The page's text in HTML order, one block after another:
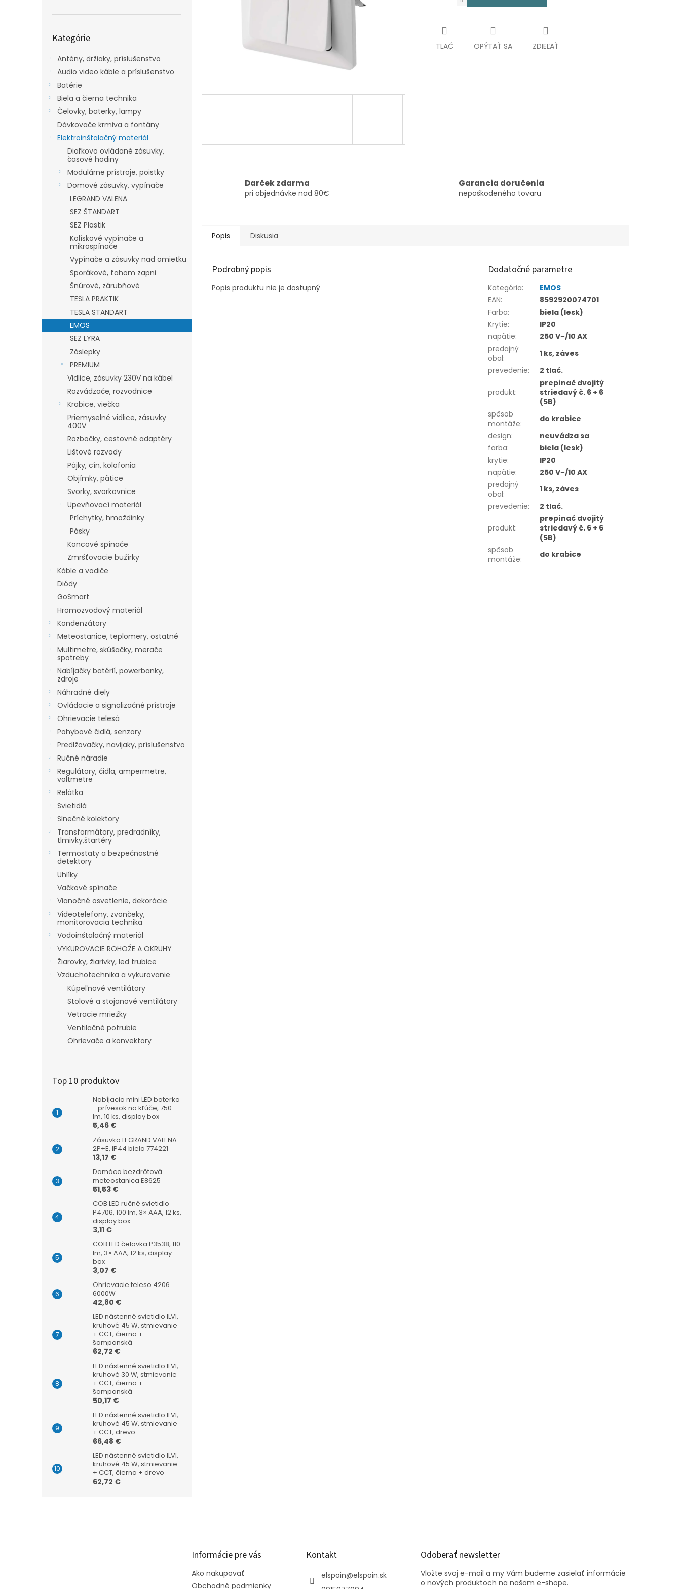
kategórie
Kategórie
Antény, držiaky, príslušenstvo
Audio video káble a príslušenstvo
Batérie
Biela a čierna technika
Čelovky, baterky, lampy
Dávkovače krmiva a fontány
Elektroinštalačný materiál
Diaľkovo ovládané zásuvky,
časové hodiny
Modulárne prístroje, poistky
Domové zásuvky, vypínače
LEGRAND VALENA
SEZ ŠTANDART
SEZ Plastik
Kolískové vypínače a
mikrospínače
Vypínače a zásuvky nad omietku
Sporákové, ťahom zapni
Šnúrové, zárubňové
TESLA PRAKTIK
TESLA STANDART
EMOS
SEZ LYRA
Záslepky
PREMIUM
Vidlice, zásuvky 230V na kábel
Rozvádzače, rozvodnice
Krabice, viečka
Priemyselné vidlice, zásuvky
400V
Rozbočky, cestovné adaptéry
Lištové rozvody
Pájky, cín, kolofonia
Objímky, pätice
Svorky, svorkovnice
Upevňovací materiál
Príchytky, hmoždinky
Pásky
Koncové spínače
Zmršťovacie bužírky
Káble a vodiče
Diódy
GoSmart
Hromozvodový materiál
Kondenzátory
Meteostanice, teplomery, ostatné
Multimetre, skúšačky, merače
spotreby
Nabíjačky batérií, powerbanky,
zdroje
Náhradné diely
Ovládacie a signalizačné prístroje
Ohrievacie telesá
Pohybové čidlá, senzory
Predlžovačky, navijaky, príslušenstvo
Ručné náradie
Regulátory, čidla, ampermetre,
voltmetre
Relátka
Svietidlá
Slnečné kolektory
Transformátory, predradníky,
tlmivky,štartéry
Termostaty a bezpečnostné
detektory
Uhlíky
Vačkové spínače
Vianočné osvetlenie, dekorácie
Videotelefony, zvončeky,
monitorovacia technika
Vodoinštalačný materiál
VYKUROVACIE ROHOŽE A OKRUHY
Žiarovky, žiarivky, led trubice
Vzduchotechnika a vykurovanie
Kúpeľnové ventilátory
Stolové a stojanové ventilátory
Vetracie mriežky
Ventilačné potrubie
Ohrievače a konvektory
Top 10 produktov
Nabíjacia mini LED baterka
- prívesok na kľúče, 750
lm, 10 ks, display box
5,46 €
Zásuvka LEGRAND VALENA
2P+E, IP44 biela 774221
13,17 €
Domáca bezdrôtová
meteostanica E8625
51,53 €
COB LED ručné svietidlo
P4706, 100 lm, 3× AAA, 12 ks,
display box
3,11 €
COB LED čelovka P3538, 110
lm, 3× AAA, 12 ks, display
box
3,07 €
Ohrievacie teleso 4206
6000W
42,80 €
LED nástenné svietidlo ILVI,
kruhové 45 W, stmievanie
+ CCT, čierna +
šampanská
62,72 €
LED nástenné svietidlo ILVI,
kruhové 30 W, stmievanie
+ CCT, čierna +
šampanská
50,17 €
LED nástenné svietidlo ILVI,
kruhové 45 W, stmievanie
+ CCT, drevo
66,48 €
LED nástenné svietidlo ILVI,
kruhové 45 W, stmievanie
+ CCT, čierna + drevo
62,72 €
TLAČ OPÝTAŤ SA ZDIEĽAŤ
Darček zdarma
pri objednávke nad 80€
Garancia doručenia
nepoškodeného tovaru
Popis Diskusia
Podrobný popis
Popis produktu nie je dostupný
Dodatočné parametre
Kategória:
EMOS
EAN:
8592920074701
Farba:
biela (lesk)
Krytie:
IP20
napätie:
250 V~/10 AX
predajný
obal:
1 ks, záves
prevedenie: 2 tlač.
produkt:
prepínač dvojitý
striedavý č. 6 + 6
(5B)
spôsob
montáže:
do krabice
design:
neuvádza sa
farba:
biela (lesk)
krytie:
IP20
napätie:
250 V~/10 AX
predajný
obal:
1 ks, záves
prevedenie: 2 tlač.
produkt:
prepínač dvojitý
striedavý č. 6 + 6
(5B)
spôsob
montáže: do krabice
Informácie pre vás
Ako nakupovať
Obchodné podmienky
Kontakt
elspoin@elspoin.sk
Odoberať newsletter
Vložte svoj e-mail a my Vám budeme zasielať informácie
o nových produktoch na našom e-shope.